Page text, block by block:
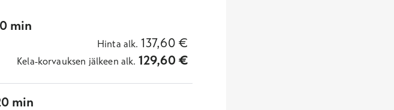
min
Hinta alk. 137,60 €
Kela-korvauksen jälkeen alk. 129,60€
min